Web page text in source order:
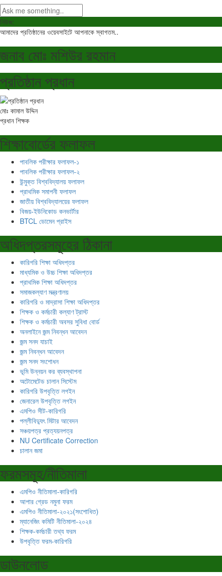
নিউজ:
আমাদের প্রতিষ্ঠানের ওয়েবসাইটে আপনাকে স্বাগতম..
জনাব মোঃ মশিউর রহমান
প্রতিষ্ঠান প্রধান
মোঃ কামাল উদ্দিন
প্রধান শিক্ষক
শিক্ষাবোর্ডের ফলাফল
পাবলিক পরীক্ষার ফলাফল-১
পাবলিক পরীক্ষার ফলাফল-২
উন্মুক্ত বিশ্ববিদ্যালয় ফলাফল
প্রাথমিক সমাপনী ফলাফল
জাতীয় বিশ্ববিদ্যালয়ের ফলাফল
বিজয়-ইউনিকোড কনভার্টার
BTCL ডোমেন প্রাইস
অধিদপ্তরসমূহের ঠিকানা
কারিগরি শিক্ষা অধিদপ্তর
মাধ্যমিক ও উচ্চ শিক্ষা অধিদপ্তর
প্রাথমিক শিক্ষা অধিদপ্তর
সমাজকল্যাণ মন্ত্রণালয়
কারিগরি ও মাদ্রাসা শিক্ষা অধিদপ্তর
শিক্ষক ও কর্মচারী কল্যাণ ট্রাস্ট
শিক্ষক ও কর্মচারী অবসর সুবিধা বোর্ড
অনলাইনে জন্ম নিবন্ধন আবেদন
জন্ম সনদ যাচাই
জন্ম নিবন্ধন আবেদন
জন্ম সনদ সংশোধন
ভূমি উন্নয়ন কর ব্যবস্থাপনা
অটোমেটেড চালান সিস্টেম
কারিগরি উপবৃত্তি লগইন
জেনারেল উপবৃত্তি লগইন
এমপিও সীট-কারিগরি
পল্লীবিদ্যুৎ মিটার আবেদন
সঞ্চয়পত্র প্রত্যয়নপত্র
NU Certificate Correction
চালান জমা
ফরমসমূহ/নীতিমালা
এমপিও নীতিমালা-কারিগরি
আপার গ্রেড নমুনা ফরম
এমপিও নীতিমালা-২০২১(সংশোধিত)
ম্যানেজিং কমিটি নীতিমালা-২০২৪
শিক্ষক-কর্মচারী তথ্য ফরম
উপবৃত্তি ফরম-কারিগরি
ডাউনলোড